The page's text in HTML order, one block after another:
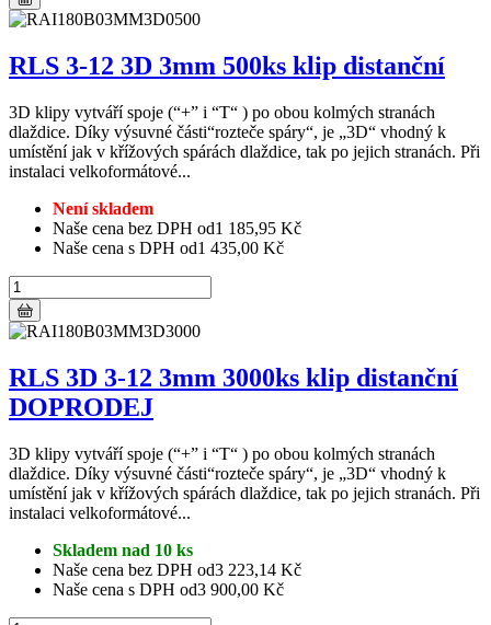
RLS 3-12 3D 3mm 500ks klip distanční
3D klipy vytváří spoje (“+” i “T“ ) po obou kolmých stranách
dlaždice. Díky výsuvné části“rozteče spáry“, je „3D“ vhodný k
umístění jak v křížových spárách dlaždice, tak po jejich stranách. Při
instalaci velkoformátové...
Není skladem
Naše cena bez DPH od1 185,95 Kč
Naše cena s DPH od1 435,00 Kč
RLS 3D 3-12 3mm 3000ks klip distanční
DOPRODEJ
3D klipy vytváří spoje (“+” i “T“ ) po obou kolmých stranách
dlaždice. Díky výsuvné části“rozteče spáry“, je „3D“ vhodný k
umístění jak v křížových spárách dlaždice, tak po jejich stranách. Při
instalaci velkoformátové...
Skladem nad 10 ks
Naše cena bez DPH od3 223,14 Kč
Naše cena s DPH od3 900,00 Kč